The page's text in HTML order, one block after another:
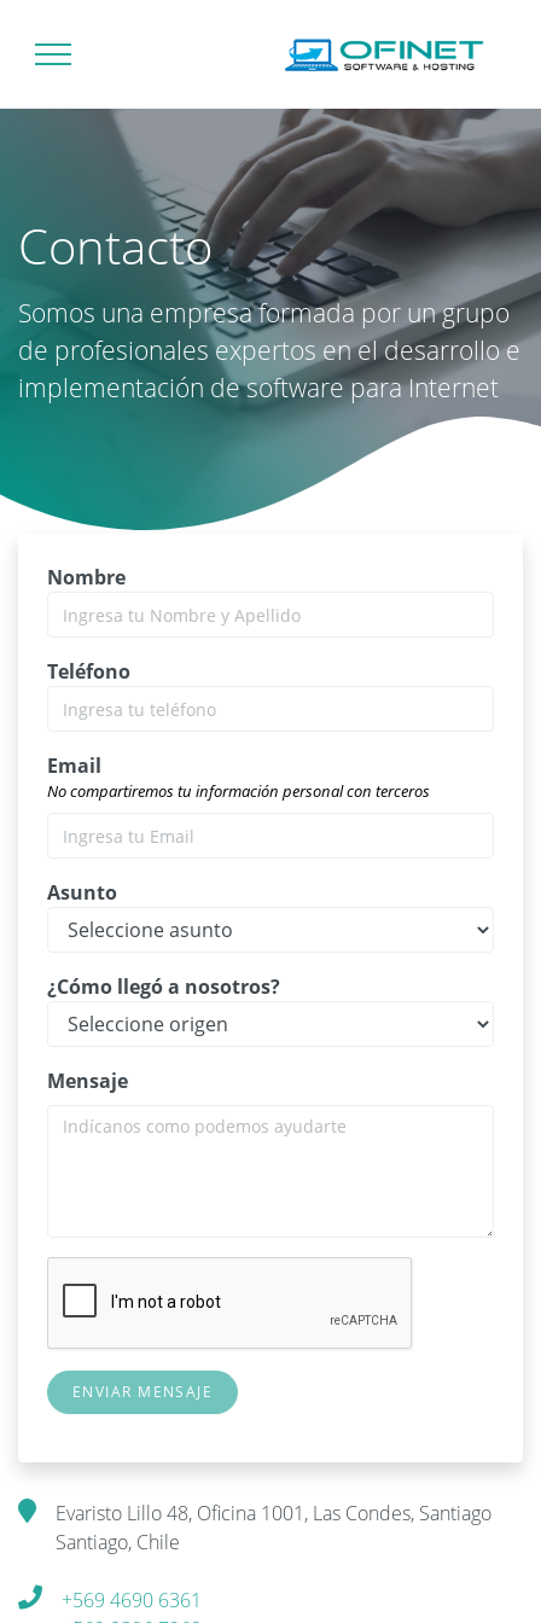
Contacto
Somos una empresa formada por un grupo
de profesionales expertos en el desarrollo e
implementación de software para Internet
Nombre
Teléfono
Email
No compartiremos tu información personal con terceros
Asunto
¿Cómo llegó a nosotros?
Mensaje
Evaristo Lillo 48, Oficina 1001, Las Condes, Santiago
Santiago, Chile
+569 4690 6361